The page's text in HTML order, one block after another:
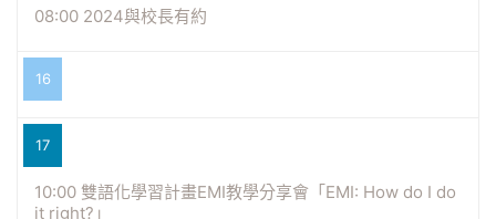
08:00 2024與校長有約
16
17
10:00 雙語化學習計畫EMI教學分享會「EMI: How do I do
it right?」